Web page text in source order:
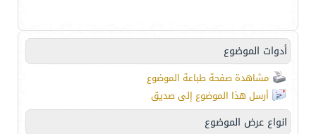
أدوات الموضوع
مشاهدة صفحة طباعة الموضوع
أرسل هذا الموضوع إلى صديق
انواع عرض الموضوع